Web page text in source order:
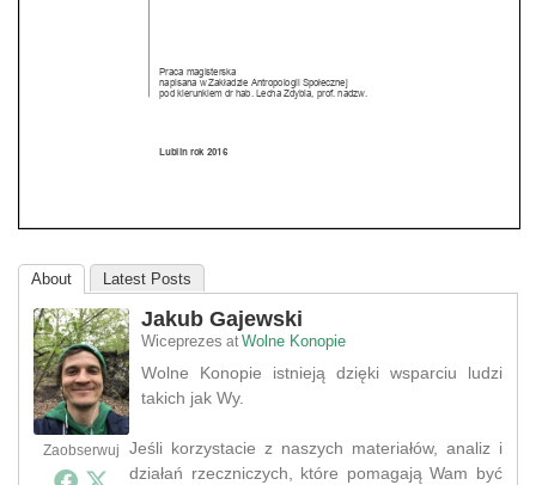
About Latest Posts
Zaobserwuj
Jakub Gajewski
Wiceprezes at Wolne Konopie
Wolne Konopie istnieją dzięki wsparciu ludzi
takich jak Wy.
Jeśli korzystacie z naszych materiałów, analiz i
działań rzeczniczych, które pomagają Wam być